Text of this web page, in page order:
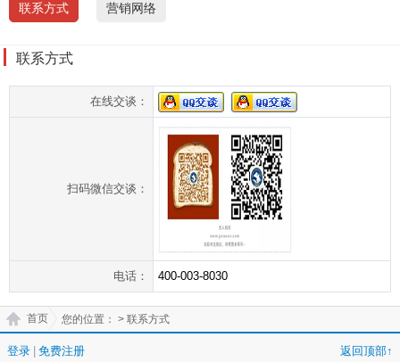
联系方式 营销网络
联系方式
在线交谈：
扫码微信交谈：
电话： 400-003-8030
您的位置：
首页 > 联系方式
登录 免费注册 返回顶部↑